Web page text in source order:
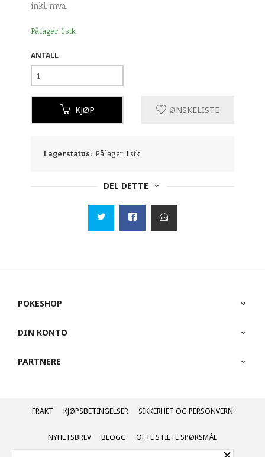
inkl. mva.
På lager: 1 stk.
ANTALL
KJØP ØNSKELISTE
Lagerstatus: På lager: 1 stk.
DEL DETTE
POKESHOP
DIN KONTO
PARTNERE
FRAKT KJØPSBETINGELSER SIKKERHET OG PERSONVERN
NYHETSBREV BLOGG OFTE STILTE SPØRSMÅL